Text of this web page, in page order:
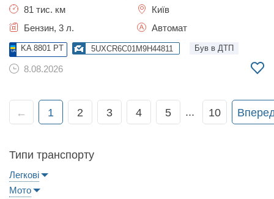
81 тис. км
Київ
Бензин, 3 л.
Автомат
KA 8801 PT 5UXCR6C01M9H44811 Був в ДТП
8.08.2026
← 1 2 3 4 5 ... 10
Типи транспорту
Легкові
Мото